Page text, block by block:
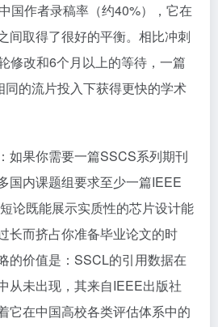
国作者录稿率（约40%），它在
间取得了很好的平衡。相比冲刺
修改和6个月以上的等待，一篇
的流片投入下获得更快的学术
如果你需要一篇SSCS系列期刊
国内课题组要求至少一篇IEEE
论既能展示实质性的芯片设计能
长而挤占你准备毕业论文的时
的价值是：SSCL的引用数据在
从未出现，其来自IEEE出版社
它在中国高校各类评估体系中的